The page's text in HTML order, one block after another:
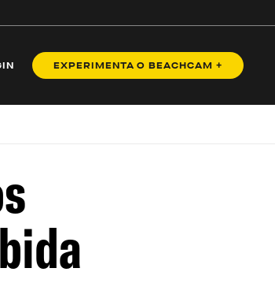
EXPERIMENTA O BEACHCAM +